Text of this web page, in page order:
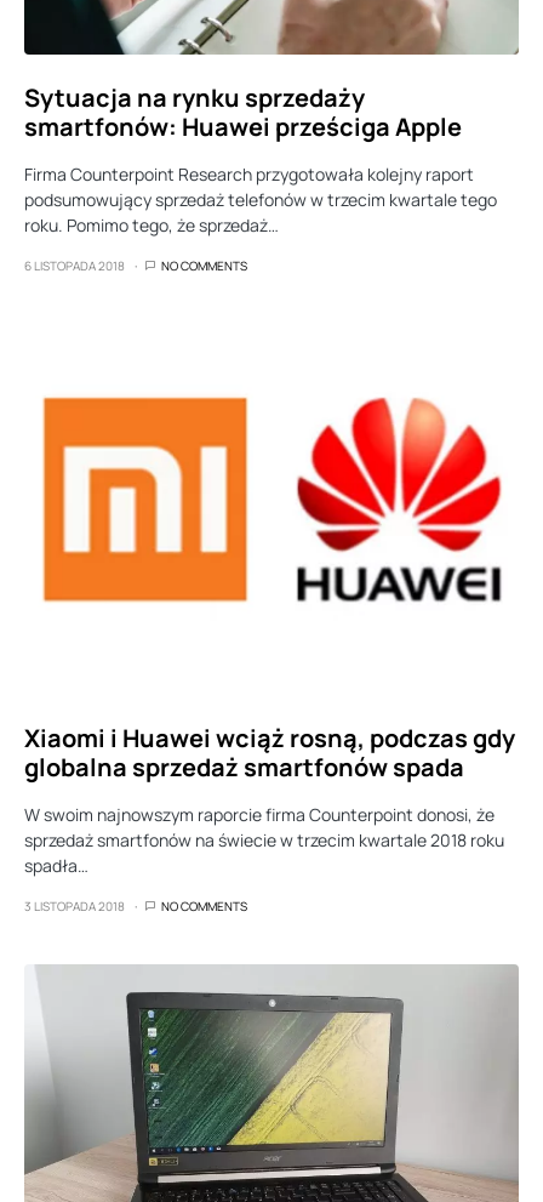
Sytuacja na rynku sprzedaży
smartfonów: Huawei prześciga Apple
Firma Counterpoint Research przygotowała kolejny raport
podsumowujący sprzedaż telefonów w trzecim kwartale tego
roku. Pomimo tego, że sprzedaż…
6 LISTOPADA 2018 NO COMMENTS
Xiaomi i Huawei wciąż rosną, podczas gdy
globalna sprzedaż smartfonów spada
W swoim najnowszym raporcie firma Counterpoint donosi, że
sprzedaż smartfonów na świecie w trzecim kwartale 2018 roku
spadła…
3 LISTOPADA 2018 NO COMMENTS